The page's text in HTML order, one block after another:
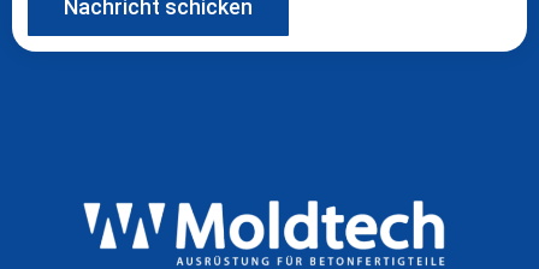
Nachricht schicken